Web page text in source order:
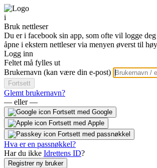
i
Bruk nettleser
Du er i facebook sin app, som ofte vil logge
åpne i ekstern nettleser via menyen øverst til
Logg inn
Feltet må fylles ut
Brukernavn (kan være din e-post)
Fortsett
Glemt brukernavn?
— eller —
Fortsett med Google
Fortsett med Apple
Fortsett med passnøkkel
Hva er en passnøkkel?
Har du ikke Idrettens ID?
Registrer ny bruker